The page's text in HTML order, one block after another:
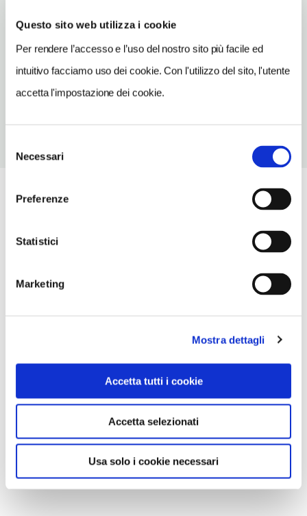
Questo sito web utilizza i cookie
Per rendere l’accesso e l’uso del nostro sito più facile ed
intuitivo facciamo uso dei cookie. Con l'utilizzo del sito, l'utente
accetta l'impostazione dei cookie.
delNecessari
Preferenze
Statistici
Marketing
Mostra dettagli
Accetta tutti i cookie
Accetta selezionati
Usa solo i cookie necessari
INDIRIZZO EMAIL
info@tommyholiday.it
TELEFONO
04321599787